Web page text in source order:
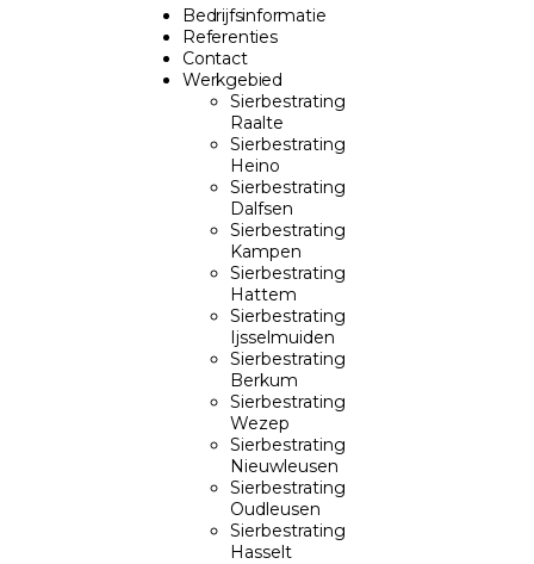
Bedrijfsinformatie
Referenties
Contact
Werkgebied
Sierbestrating
Raalte
Sierbestrating
Heino
Sierbestrating
Dalfsen
Sierbestrating
Kampen
Sierbestrating
Hattem
Sierbestrating
Ijsselmuiden
Sierbestrating
Berkum
Sierbestrating
Wezep
Sierbestrating
Nieuwleusen
Sierbestrating
Oudleusen
Sierbestrating
Hasselt